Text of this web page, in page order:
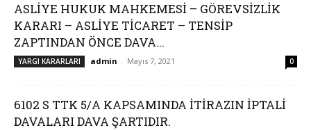
ASLİYE HUKUK MAHKEMESİ – GÖREVSİZLİK
KARARI – ASLİYE TİCARET – TENSİP
ZAPTINDAN ÖNCE DAVA...
YARGI KARARLARI admin - Mayıs 7, 2021 0
6102 S TTK 5/A KAPSAMINDA İTİRAZIN İPTALİ
DAVALARI DAVA ŞARTIDIR.